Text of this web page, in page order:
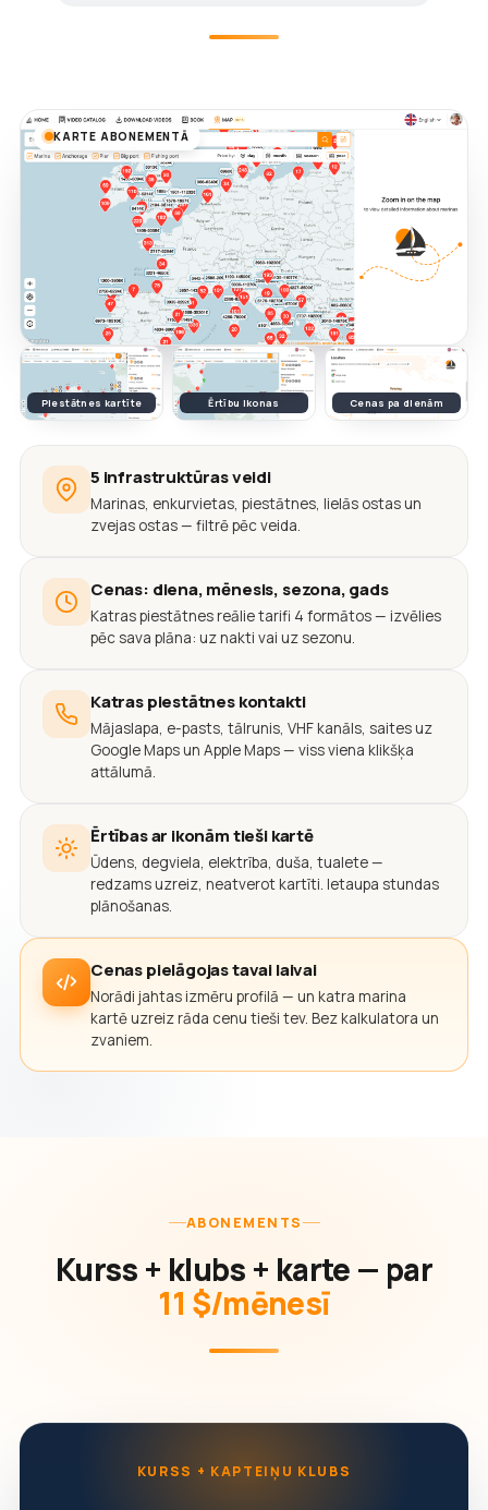
KARTE ABONEMENTĀ
Piestātnes kartīte Ērtību ikonas Cenas pa dienām
5 infrastruktūras veidi
Marinas, enkurvietas, piestātnes, lielās ostas un
zvejas ostas — filtrē pēc veida.
Cenas: diena, mēnesis, sezona, gads
Katras piestātnes reālie tarifi 4 formātos — izvēlies
pēc sava plāna: uz nakti vai uz sezonu.
Katras piestātnes kontakti
Mājaslapa, e-pasts, tālrunis, VHF kanāls, saites uz
Google Maps un Apple Maps — viss viena klikšķa
attālumā.
Ērtības ar ikonām tieši kartē
Ūdens, degviela, elektrība, duša, tualete —
redzams uzreiz, neatverot kartīti. Ietaupa stundas
plānošanas.
Cenas pielāgojas tavai laivai
Norādi jahtas izmēru profilā — un katra marina
kartē uzreiz rāda cenu tieši tev. Bez kalkulatora un
zvaniem.
ABONEMENTS
Kurss + klubs + karte — par
11 $/mēnesī
KURSS + KAPTEIŅU KLUBS